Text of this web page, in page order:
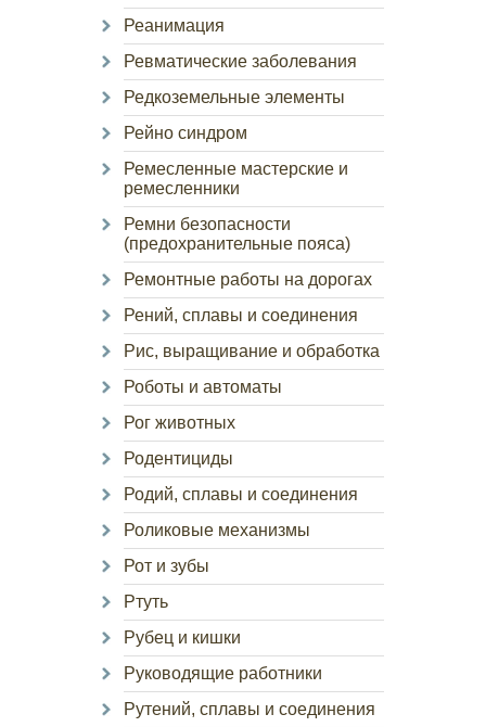
Реанимация
Ревматические заболевания
Редкоземельные элементы
Рейно синдром
Ремесленные мастерские и
ремесленники
Ремни безопасности
(предохранительные пояса)
Ремонтные работы на дорогах
Рений, сплавы и соединения
Рис, выращивание и обработка
Роботы и автоматы
Рог животных
Родентициды
Родий, сплавы и соединения
Роликовые механизмы
Рот и зубы
Ртуть
Рубец и кишки
Руководящие работники
Рутений, сплавы и соединения